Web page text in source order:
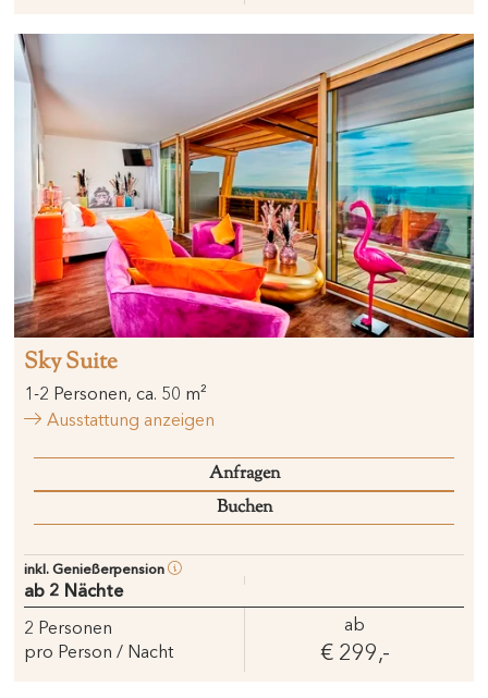
Sky Suite
1-2 Personen, ca. 50 m²
Ausstattung anzeigen
Anfragen
Buchen
inkl. Genießerpension
ab 2 Nächte
2 Personen
pro Person / Nacht
ab
€ 299,-